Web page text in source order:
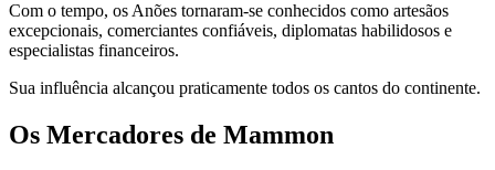
Com o tempo, os Anões tornaram-se conhecidos como artesãos
excepcionais, comerciantes confiáveis, diplomatas habilidosos e
especialistas financeiros.
Sua influência alcançou praticamente todos os cantos do continente.
Os Mercadores de Mammon